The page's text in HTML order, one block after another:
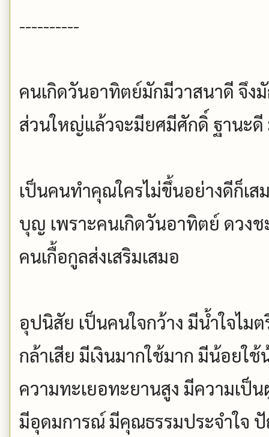
----------
คนเกิดวันอาทิตย์มักมีวาสนาดี จึ
ส่วนใหญ่แล้วจะมียศมีศักดิ์ ฐานะ
เป็นคนทำคุณใครไม่ขึ้นอย่างดีก็เส
บุญ เพราะคนเกิดวันอาทิตย์ ดวง
คนเกื้อกูลส่งเสริมเสมอ
อุปนิสัย เป็นคนใจกว้าง มีน้ำใจไม
กล้าเสีย มีเงินมากใช้มาก มีน้อยใ
ความทะเยอทะยานสูง มีความเป็
มีอุดมการณ์ มีคุณธรรมประจำใจ